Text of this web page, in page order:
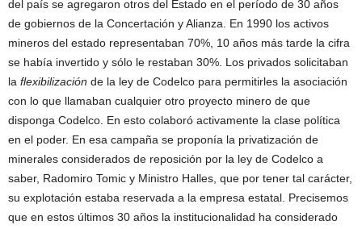
del país se agregaron otros del Estado en el período de 30 años
de gobiernos de la Concertación y Alianza. En 1990 los activos
mineros del estado representaban 70%, 10 años más tarde la cifra
se había invertido y sólo le restaban 30%. Los privados solicitaban
la flexibilización de la ley de Codelco para permitirles la asociación
con lo que llamaban cualquier otro proyecto minero de que
disponga Codelco. En esto colaboró activamente la clase política
en el poder. En esa campaña se proponía la privatización de
minerales considerados de reposición por la ley de Codelco a
saber, Radomiro Tomic y Ministro Halles, que por tener tal carácter,
su explotación estaba reservada a la empresa estatal. Precisemos
que en estos últimos 30 años la institucionalidad ha considerado